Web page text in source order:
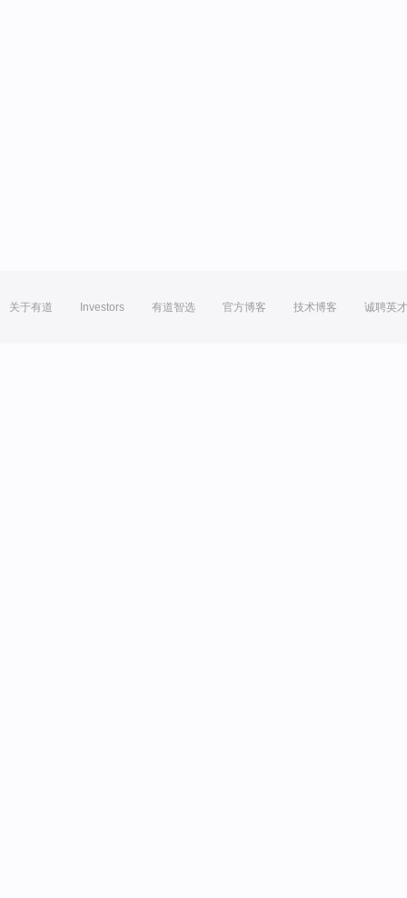
关于有道 Investors 有道智选 官方博客 技术博客 诚聘英才